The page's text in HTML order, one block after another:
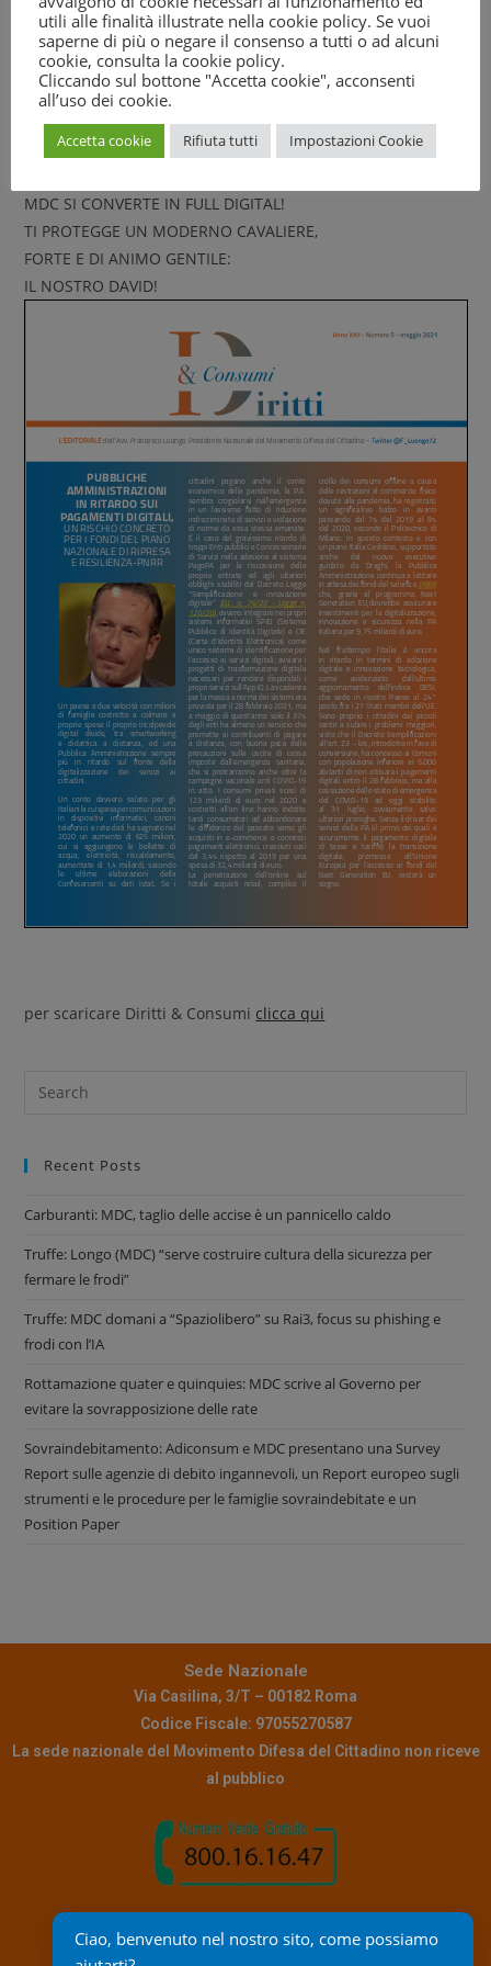
CAMPAGNA MDC
U.DI.CON CON UNICREDIT DEDICATA AL DEFAULT:
FORMATI I QUADRI DELLE ASSOCIAZIONI
SICUREZZA ALIMENTARE E DIRITTO ALLA SALUTE DEI
CONSUMATORI
IL RITORNO DELLO STATO BALIA
MDC SI CONVERTE IN FULL DIGITAL!
TI PROTEGGE UN MODERNO CAVALIERE,
FORTE E DI ANIMO GENTILE:
IL NOSTRO DAVID!
per scaricare Diritti & Consumi clicca qui
Recent Posts
Carburanti: MDC, taglio delle accise è un pannicello caldo
Truffe: Longo (MDC) “serve costruire cultura della sicurezza per
fermare le frodi”
Truffe: MDC domani a “Spaziolibero” su Rai3, focus su phishing e
frodi con l’IA
Rottamazione quater e quinquies: MDC scrive al Governo per
evitare la sovrapposizione delle rate
Sovraindebitamento: Adiconsum e MDC presentano una Survey
Report sulle agenzie di debito ingannevoli, un Report europeo sugli
strumenti e le procedure per le famiglie sovraindebitate e un
Position Paper
Sede Nazionale
Via Casilina, 3/T – 00182 Roma
Codice Fiscale: 97055270587
La sede nazionale del Movimento Difesa del Cittadino non riceve
al pubblico
Contatti
utili alle finalità illustrate nella cookie policy. Se vuoi
saperne di più o negare il consenso a tutti o ad alcuni
cookie, consulta la cookie policy.
Cliccando sul bottone "Accetta cookie", acconsenti
all’uso dei cookie.
Accetta cookie Rifiuta tutti Impostazioni Cookie
Ciao, benvenuto nel nostro sito, come possiamo